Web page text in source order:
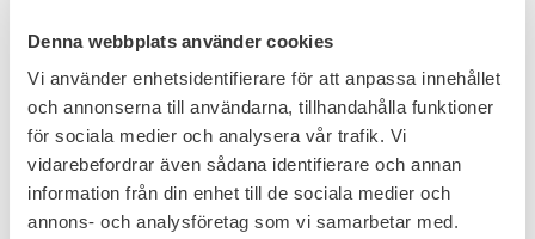
Denna webbplats använder cookies
Vi använder enhetsidentifierare för att anpassa innehållet
och annonserna till användarna, tillhandahålla funktioner
för sociala medier och analysera vår trafik. Vi
vidarebefordrar även sådana identifierare och annan
information från din enhet till de sociala medier och
annons- och analysföretag som vi samarbetar med.
EDCX Paracord Survival
Grappling Hook
399
Mil-Tec Överlevnads Kit
Aluminium Låda
Inkluderar olika 19 artiklar.
319 KR